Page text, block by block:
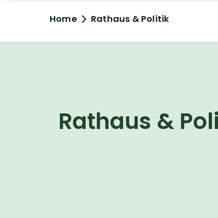
Home Rathaus & Politik
Rathaus &